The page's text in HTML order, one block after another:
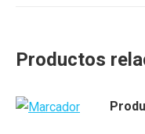
Productos